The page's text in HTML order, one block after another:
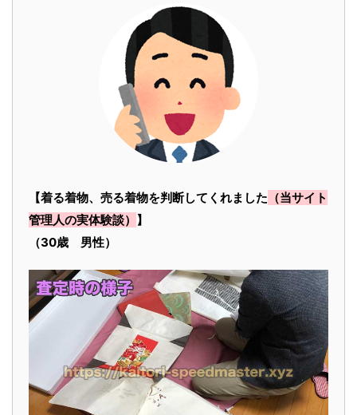
【着る着物、売る着物を判断してくれました （当サイト
管理人の実体験談） 】
（30歳 男性）